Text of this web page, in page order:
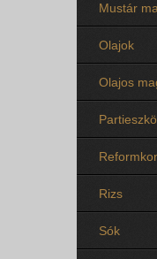
Mustár
Olajok
Olajos
Rizs
Sók